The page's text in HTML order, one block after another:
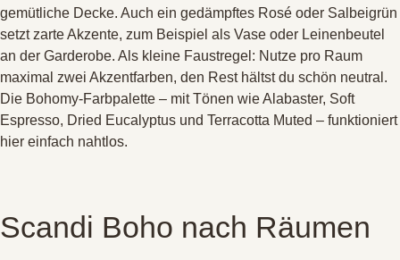
gemütliche Decke. Auch ein gedämpftes Rosé oder Salbeigrün
setzt zarte Akzente, zum Beispiel als Vase oder Leinenbeutel
an der Garderobe. Als kleine Faustregel: Nutze pro Raum
maximal zwei Akzentfarben, den Rest hältst du schön neutral .
Die Bohomy-Farbpalette – mit Tönen wie Alabaster, Soft
Espresso, Dried Eucalyptus und Terracotta Muted – funktioniert
hier einfach nahtlos.
Scandi Boho nach Räumen